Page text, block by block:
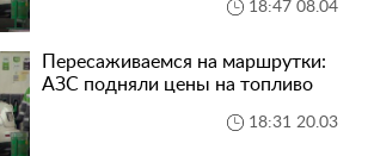
18:47 08.04
Пересаживаемся на маршрутки:
АЗС подняли цены на топливо
18:31 20.03